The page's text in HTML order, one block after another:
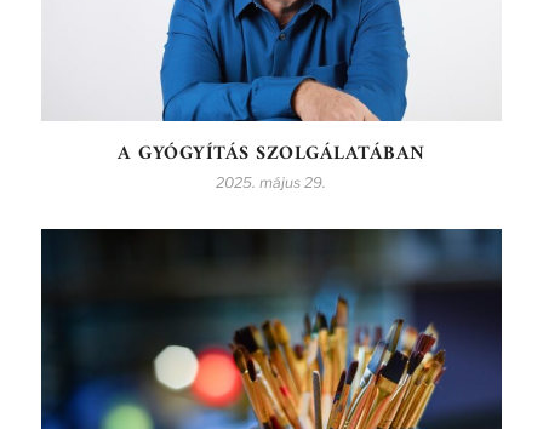
A GYÓGYÍTÁS SZOLGÁLATÁBAN
2025. május 29.